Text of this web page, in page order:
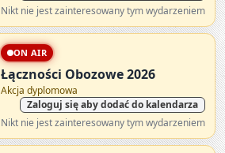
Nikt nie jest zainteresowany tym wydarzeniem
ON AIR
Łączności Obozowe 2026
Akcja dyplomowa
Zaloguj się aby dodać do kalendarza
Nikt nie jest zainteresowany tym wydarzeniem